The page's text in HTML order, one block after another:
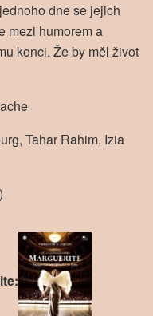
dne se jejich
mezi humorem a
konci. Že by měl život
Tahar Rahim, Izia